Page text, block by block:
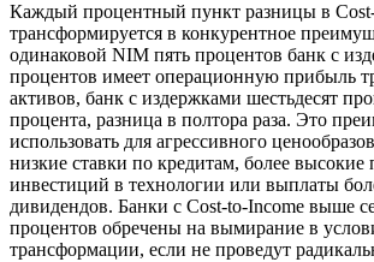
Каждый процентный пункт разницы в
трансформируется в конкурентное
одинаковой NIM пять процентов банк с
процентов имеет операционную прибыль
активов, банк с издержками шестьдесят
процента, разница в полтора раза. Это
использовать для агрессивного
низкие ставки по кредитам, более высокие
инвестиций в технологии или выплаты
дивидендов. Банки с Cost-to-Income выше
процентов обречены на вымирание в
трансформации, если не проведут